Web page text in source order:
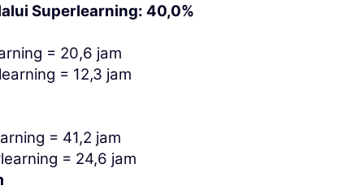
Superlearning: 40,0%
= 20,6 jam
= 12,3 jam
= 41,2 jam
= 24,6 jam